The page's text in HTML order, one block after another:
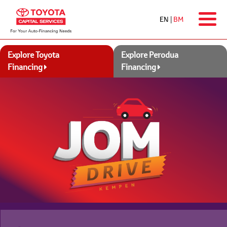
EN | BM
Explore Toyota
Financing
Explore Perodua
Financing
Mohon Sekarang Hubungi Kami Ways2Pay
Promosi Pilihan
Dari RM1,448 sebulan